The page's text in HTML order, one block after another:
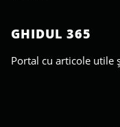
GHIDUL 365
Portal cu articole utile